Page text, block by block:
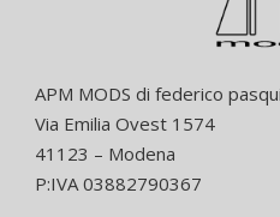
APM MODS di federico
Via Emilia Ovest 1574
41123 – Modena
P:IVA 03882790367